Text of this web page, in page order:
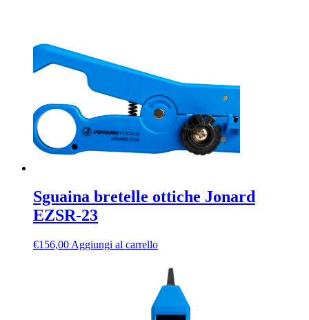
Sguaina bretelle ottiche Jonard
EZSR-23
€156,00 Aggiungi al carrello